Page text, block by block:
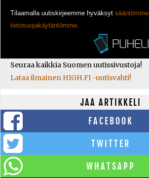
Tilaamalla uutiskirjeemme hyväksyt sääntömme
tietosuojakäytäntömme.
Seuraa kaikkia Suomen uutissivustoja!
Lataa ilmainen HIGH.FI -uutisvahti!
JAA ARTIKKELI
FACEBOOK
TWITTER
WHATSAPP